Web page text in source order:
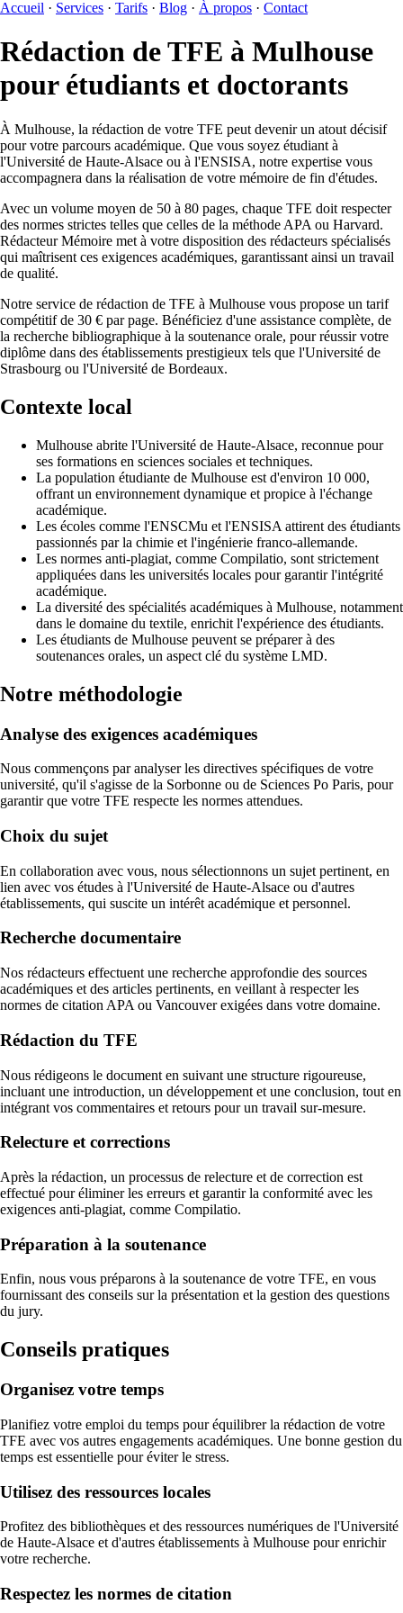
Accueil · Services · Tarifs · Blog · À propos · Contact
Rédaction de TFE à Mulhouse
pour étudiants et doctorants
À Mulhouse, la rédaction de votre TFE peut devenir un atout décisif
pour votre parcours académique. Que vous soyez étudiant à
l'Université de Haute-Alsace ou à l'ENSISA, notre expertise vous
accompagnera dans la réalisation de votre mémoire de fin d'études.
Avec un volume moyen de 50 à 80 pages, chaque TFE doit respecter
des normes strictes telles que celles de la méthode APA ou Harvard.
Rédacteur Mémoire met à votre disposition des rédacteurs spécialisés
qui maîtrisent ces exigences académiques, garantissant ainsi un travail
de qualité.
Notre service de rédaction de TFE à Mulhouse vous propose un tarif
compétitif de 30 € par page. Bénéficiez d'une assistance complète, de
la recherche bibliographique à la soutenance orale, pour réussir votre
diplôme dans des établissements prestigieux tels que l'Université de
Strasbourg ou l'Université de Bordeaux.
Contexte local
Mulhouse abrite l'Université de Haute-Alsace, reconnue pour
ses formations en sciences sociales et techniques.
La population étudiante de Mulhouse est d'environ 10 000,
offrant un environnement dynamique et propice à l'échange
académique.
Les écoles comme l'ENSCMu et l'ENSISA attirent des étudiants
passionnés par la chimie et l'ingénierie franco-allemande.
Les normes anti-plagiat, comme Compilatio, sont strictement
appliquées dans les universités locales pour garantir l'intégrité
académique.
La diversité des spécialités académiques à Mulhouse, notamment
dans le domaine du textile, enrichit l'expérience des étudiants.
Les étudiants de Mulhouse peuvent se préparer à des
soutenances orales, un aspect clé du système LMD.
Notre méthodologie
Analyse des exigences académiques
Nous commençons par analyser les directives spécifiques de votre
université, qu'il s'agisse de la Sorbonne ou de Sciences Po Paris, pour
garantir que votre TFE respecte les normes attendues.
Choix du sujet
En collaboration avec vous, nous sélectionnons un sujet pertinent, en
lien avec vos études à l'Université de Haute-Alsace ou d'autres
établissements, qui suscite un intérêt académique et personnel.
Recherche documentaire
Nos rédacteurs effectuent une recherche approfondie des sources
académiques et des articles pertinents, en veillant à respecter les
normes de citation APA ou Vancouver exigées dans votre domaine.
Rédaction du TFE
Nous rédigeons le document en suivant une structure rigoureuse,
incluant une introduction, un développement et une conclusion, tout en
intégrant vos commentaires et retours pour un travail sur-mesure.
Relecture et corrections
Après la rédaction, un processus de relecture et de correction est
effectué pour éliminer les erreurs et garantir la conformité avec les
exigences anti-plagiat, comme Compilatio.
Préparation à la soutenance
Enfin, nous vous préparons à la soutenance de votre TFE, en vous
fournissant des conseils sur la présentation et la gestion des questions
du jury.
Conseils pratiques
Organisez votre temps
Planifiez votre emploi du temps pour équilibrer la rédaction de votre
TFE avec vos autres engagements académiques. Une bonne gestion du
temps est essentielle pour éviter le stress.
Utilisez des ressources locales
Profitez des bibliothèques et des ressources numériques de l'Université
de Haute-Alsace et d'autres établissements à Mulhouse pour enrichir
votre recherche.
Respectez les normes de citation